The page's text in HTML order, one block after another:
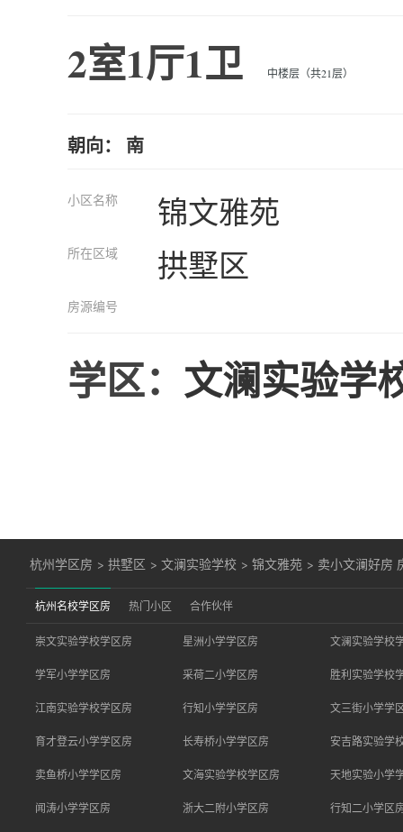
2室1厅1卫 中楼层（共21层）
朝向： 南
小区名称 锦文雅苑
所在区域 拱墅区
房源编号
学区： 文澜实验学
杭州学区房 >拱墅区 >文澜实验学校 >锦文雅苑 > 卖小文澜好房
杭州名校学区房 热门小区 合作伙伴
崇文实验学校学区房 星洲小学学区房 文澜实验学校
学军小学学区房 采荷二小学区房 胜利实验学校
江南实验学校学区房 行知小学学区房 文三街小学学
育才登云小学学区房 长寿桥小学学区房 安吉路实验学
卖鱼桥小学学区房 文海实验学校学区房 天地实验小学
闻涛小学学区房 浙大二附小学区房 行知二小学区